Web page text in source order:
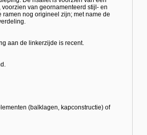
van geornamenteerd stijl- en
nog origineel zijn; met name de
aan de linkerzijde is recent.
(balklagen, kapconstructie) of